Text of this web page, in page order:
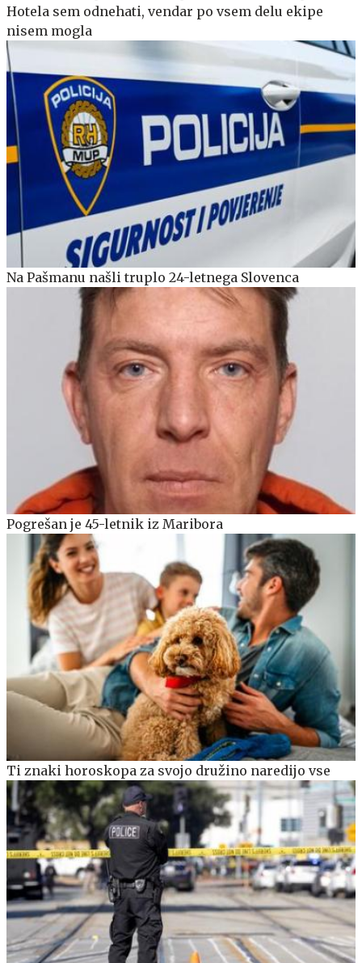
Hotela sem odnehati, vendar po vsem delu ekipe
nisem mogla
Na Pašmanu našli truplo 24-letnega Slovenca
Pogrešan je 45-letnik iz Maribora
Ti znaki horoskopa za svojo družino naredijo vse